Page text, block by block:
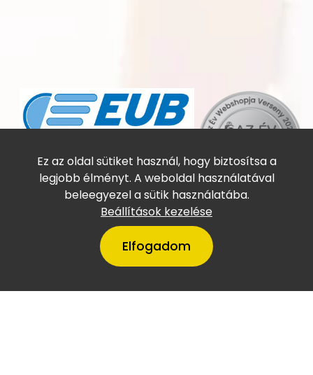
Ez az oldal sütiket használ, hogy biztosítsa a
legjobb élményt. A weboldal használatával
beleegyezel a sütik használatába.
Beállítások kezelése
Elfogadom
A VillámTúra Magyarország
szerepel